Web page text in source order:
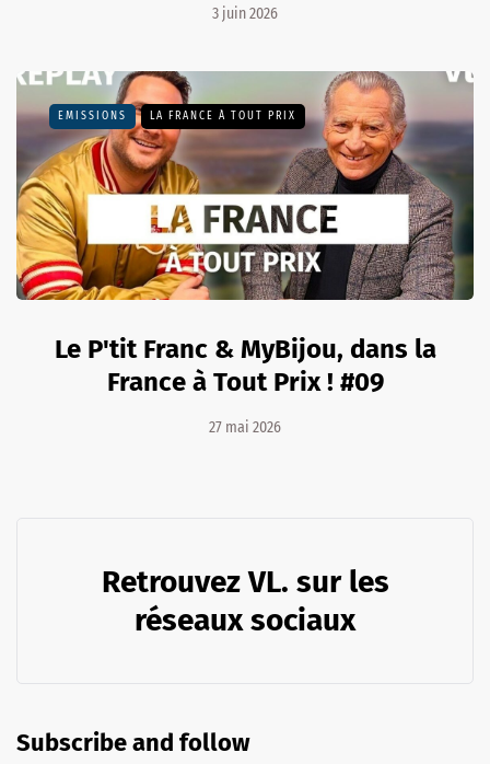
3 juin 2026
EMISSIONS LA FRANCE À TOUT PRIX
Le P'tit Franc & MyBijou, dans la
France à Tout Prix ! #09
27 mai 2026
Retrouvez VL. sur les
réseaux sociaux
Subscribe and follow